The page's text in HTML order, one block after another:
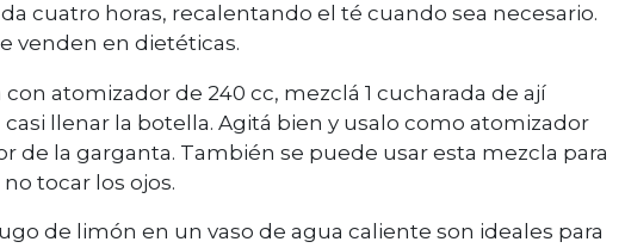
cuatro horas, recalentando el té cuando sea necesario.
venden en dietéticas.
atomizador de 240 cc, mezclá 1 cucharada de ají
llenar la botella. Agitá bien y usalo como atomizador
de la garganta. También se puede usar esta mezcla para
tocar los ojos.
de limón en un vaso de agua caliente son ideales para